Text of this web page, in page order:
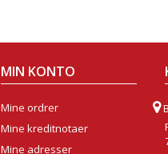
MIN KONTO
Mine ordrer
Mine kreditnotaer
Mine adresser